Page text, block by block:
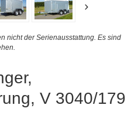
nicht der Serienausstattung. Es sind
V 3040/179